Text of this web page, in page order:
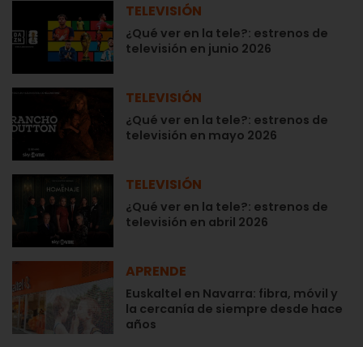
TELEVISIÓN
¿Qué ver en la tele?: estrenos de
televisión en junio 2026
TELEVISIÓN
¿Qué ver en la tele?: estrenos de
televisión en mayo 2026
TELEVISIÓN
¿Qué ver en la tele?: estrenos de
televisión en abril 2026
APRENDE
Euskaltel en Navarra: fibra, móvil y
la cercanía de siempre desde hace
años